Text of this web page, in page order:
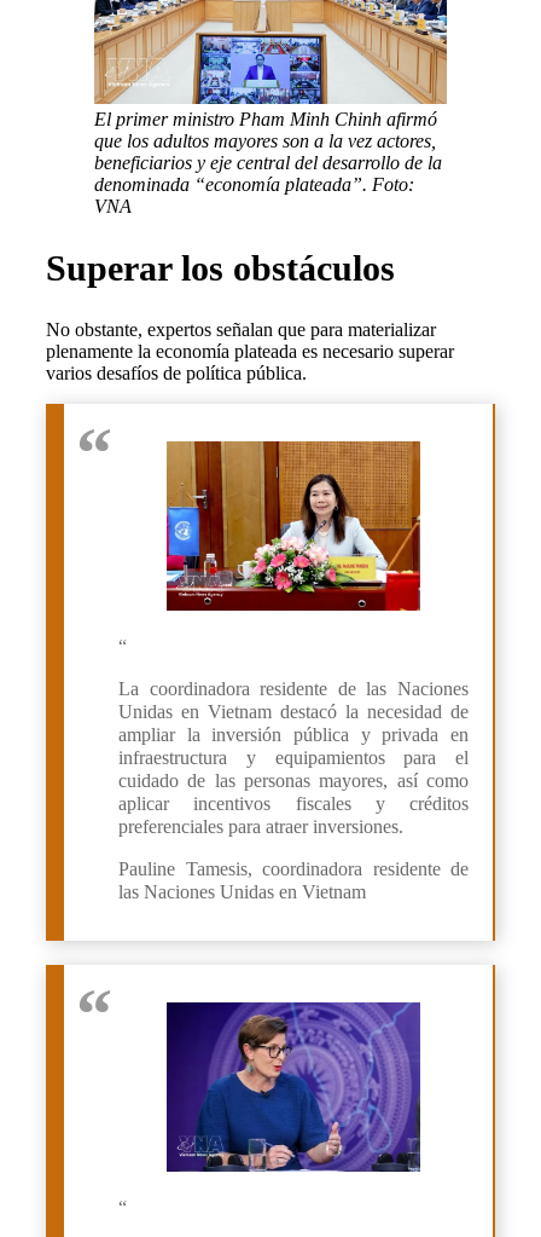
El primer ministro Pham Minh Chinh afirmó
que los adultos mayores son a la vez actores,
beneficiarios y eje central del desarrollo de la
denominada “economía plateada”. Foto:
VNA
Superar los obstáculos
No obstante, expertos señalan que para materializar
plenamente la economía plateada es necesario superar
varios desafíos de política pública.
“
La coordinadora residente de las Naciones
Unidas en Vietnam destacó la necesidad de
ampliar la inversión pública y privada en
infraestructura y equipamientos para el
cuidado de las personas mayores, así como
aplicar incentivos fiscales y créditos
preferenciales para atraer inversiones.
Pauline Tamesis, coordinadora residente de
las Naciones Unidas en Vietnam
“